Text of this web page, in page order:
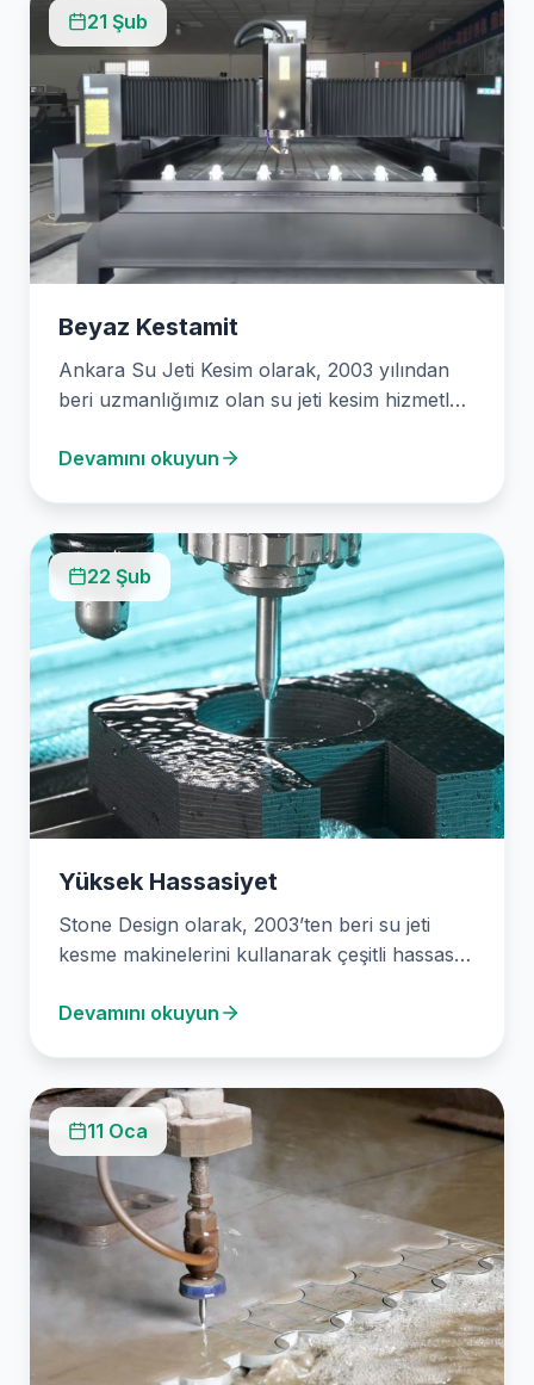
21 Şub
Beyaz Kestamit
Ankara Su Jeti Kesim olarak, 2003 yılından
beri uzmanlığımız olan su jeti kesim hizmetleri
Devamını okuyun
22 Şub
Yüksek Hassasiyet
Stone Design olarak, 2003’ten beri su jeti
kesme makinelerini kullanarak çeşitli hassas
Devamını okuyun
11 Oca